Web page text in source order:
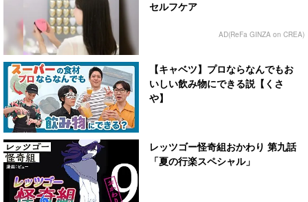
セルフケア
AD(ReFa GINZA on CREA)
【キャベツ】プロならなんでもお
いしい飲み物にできる説【くさ
や】
レッツゴー怪奇組おかわり 第九話
「夏の行楽スペシャル」